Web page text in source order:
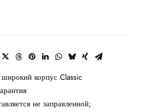
корпус Classic
не заправленной;